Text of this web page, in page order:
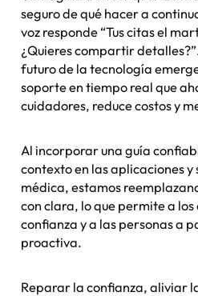
seguro de qué hacer a
voz responde “Tus citas el
¿Quieres compartir
futuro de la tecnología
soporte en tiempo real que
cuidadores, reduce costos y
Al incorporar una guía
contexto en las aplicaciones
médica, estamos
con clara, lo que permite a
confianza y a las personas a
proactiva.
Reparar la confianza, aliviar